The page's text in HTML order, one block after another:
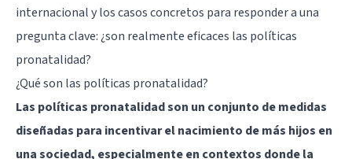
internacional y los casos concretos para responder a una
pregunta clave: ¿son realmente eficaces las políticas
pronatalidad?
¿Qué son las políticas pronatalidad?
Las políticas pronatalidad son un conjunto de medidas
diseñadas para incentivar el nacimiento de más hijos en
una sociedad, especialmente en contextos donde la